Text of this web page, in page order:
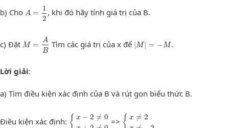
b) Cho A =
1
2
A 2 , khi đó hãy tính giá trị của B.
c) Đặt M =
A
B
M= B Tìm các giá trị của x để |M | = −M.
|M| M .
Lời giải:
a) Tìm điều kiện xác định của B và rút gọn biểu thức B.
Điều kiện xác định: { x − 2 ≠ 0
{x − 2≠0 x+2 => { x ≠ 2
{x≠ 2x ≠−